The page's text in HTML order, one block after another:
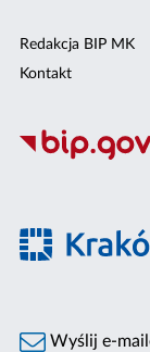
Redakcja BIP MK
Kontakt
Wyślij e-